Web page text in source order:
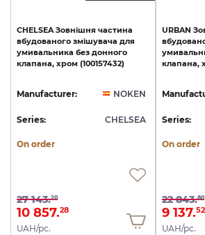
CHELSEA Зовнішня частина
вбудованого змішувача для
умивальника без донного
клапана, хром (100157432)
Manufacturer: NOKEN
Series: CHELSEA
On order
27 143.20
10 857.28
UAH/pc.
URBAN
клапана,
Series:
On order
22 843.80
9 137.52
UAH/pc.